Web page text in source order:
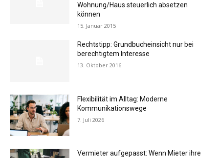
Wohnung/Haus steuerlich absetzen
können
15. Januar 2015
Rechtstipp: Grundbucheinsicht nur bei
berechtigtem Interesse
13. Oktober 2016
Flexibilität im Alltag: Moderne
Kommunikationswege
7. Juli 2026
Vermieter aufgepasst: Wenn Mieter ihre